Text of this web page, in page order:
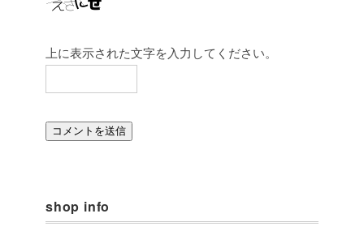
上に表示された文字を入力してください。
shop info